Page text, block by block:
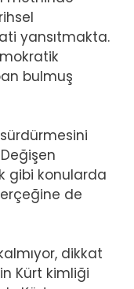
yansıtmakta.
bulmuş
sürdürmesini
gibi konularda
de
dikkat
Kürt kimliği